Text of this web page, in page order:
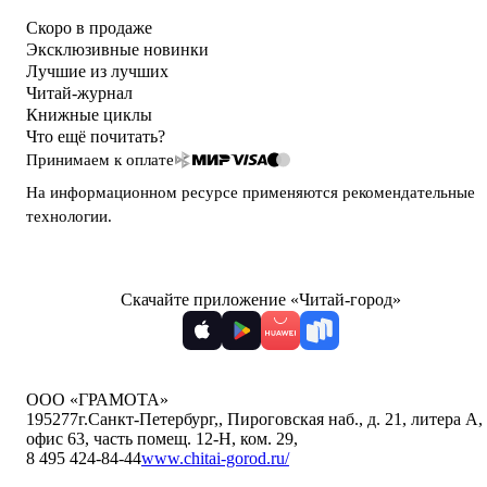
Скоро в продаже
Эксклюзивные новинки
Лучшие из лучших
Читай-журнал
Книжные циклы
Что ещё почитать?
Принимаем к оплате
На информационном ресурсе применяются рекомендательные
технологии.
Скачайте приложение «Читай-город»
ООО «ГРАМОТА»
195277г.Санкт-Петербург,, Пироговская наб., д. 21, литера А,
офис 63, часть помещ. 12-Н, ком. 29,
8 495 424-84-44www.chitai-gorod.ru/